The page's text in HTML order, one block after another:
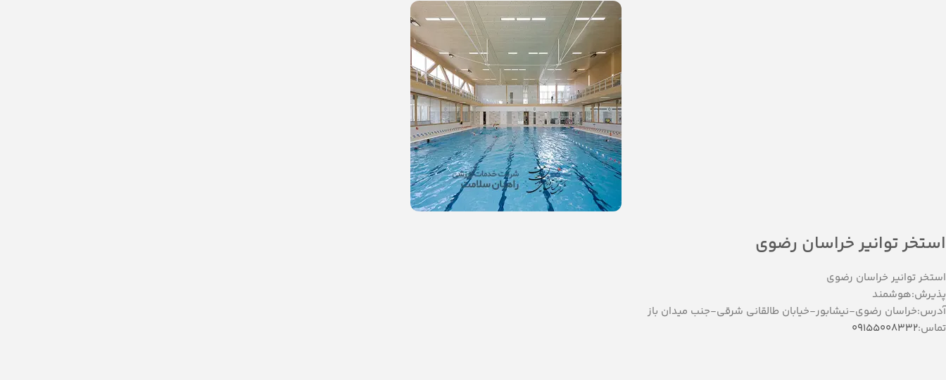
استخر توانیر خراسان رضوی
استخر توانیر خراسان رضوی
پذیرش:هوشمند
آدرس:خراسان رضوی-نیشابور-خیابان طالقانی شرقی-جنب میدان باز
تماس:09155008332